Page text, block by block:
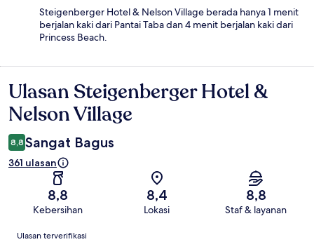
Steigenberger Hotel & Nelson Village berada hanya 1 menit
berjalan kaki dari Pantai Taba dan 4 menit berjalan kaki dari
Princess Beach.
Ulasan
Ulasan Steigenberger Hotel &
Nelson Village
8,8 Sangat Bagus
361 ulasan
8,8
Kebersihan
8,4
Lokasi
8,8
Staf & layanan
Ulasan
Ulasan terverifikasi